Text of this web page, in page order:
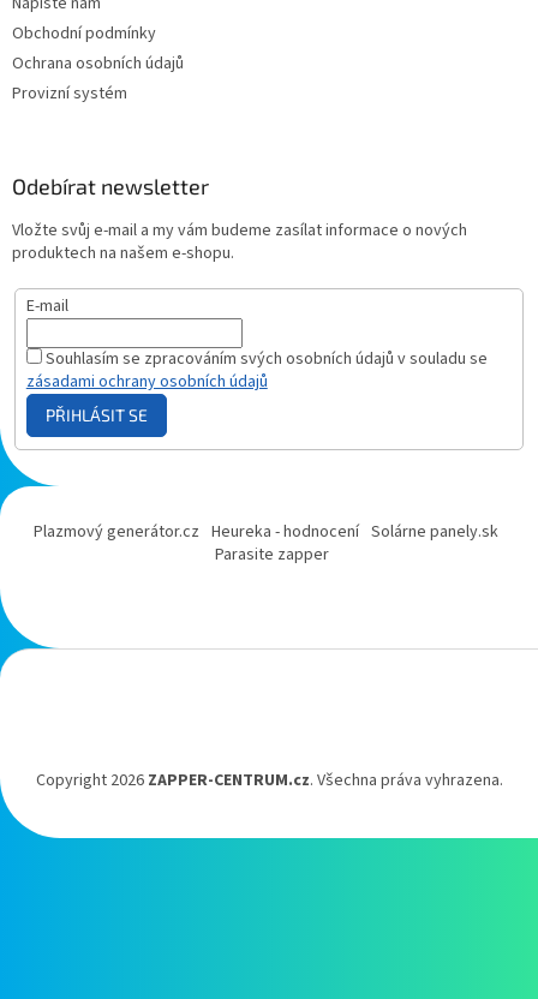
Obchodní podmínky
Ochrana osobních údajů
Provizní systém
Odebírat newsletter
Vložte svůj e-mail a my vám budeme zasílat informace o nových
produktech na našem e-shopu.
E-mail
Souhlasím se zpracováním svých osobních údajů v souladu se
zásadami ochrany osobních údajů
PŘIHLÁSIT SE
Plazmový generátor.cz Heureka - hodnocení Solárne panely.sk
Parasite zapper
Copyright 2026 ZAPPER-CENTRUM.cz. Všechna práva vyhrazena.